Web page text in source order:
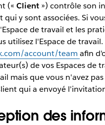
(« Client») contrôle son
qui y sont associées. Si
de travail et les
utilisez l'Espace de
account/team afin
de vos Espaces de
mais que vous n'avez
qui a envoyé
des